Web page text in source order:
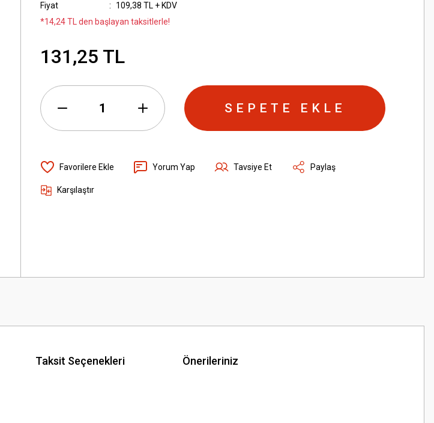
Fiyat
109,38 TL + KDV
*14,24 TL den başlayan taksitlerle!
131,25 TL
SEPETE EKLE
Yorum Yap Tavsiye Et Paylaş
Karşılaştır
Taksit Seçenekleri Önerileriniz